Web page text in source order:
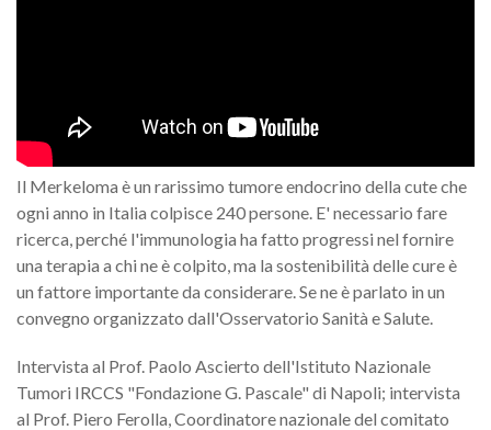
Il Merkeloma è un rarissimo tumore endocrino della cute che
ogni anno in Italia colpisce 240 persone. E' necessario fare
ricerca, perché l'immunologia ha fatto progressi nel fornire
una terapia a chi ne è colpito, ma la sostenibilità delle cure è
un fattore importante da considerare. Se ne è parlato in un
convegno organizzato dall'Osservatorio Sanità e Salute.
Intervista al Prof. Paolo Ascierto dell'Istituto Nazionale
Tumori IRCCS "Fondazione G. Pascale" di Napoli; intervista
al Prof. Piero Ferolla, Coordinatore nazionale del comitato